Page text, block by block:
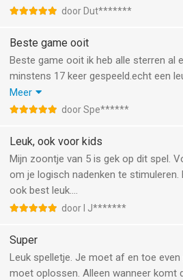
door Dut*******
Beste game ooit
Beste game ooit ik heb alle sterren al
minstens 17 keer gespeeld.echt een
graag meer levels heel veel wil ik er
sterren geven! Maar er kunnen er
Meer
door Spe******
Leuk, ook voor kids
Mijn zoontje van 5 is gek op dit spel.
om je logisch nadenken te stimuleren.
ook best leuk....
door I J*******
Super
Leuk spelletje. Je moet af en toe
moet oplossen. Alleen wanneer komt